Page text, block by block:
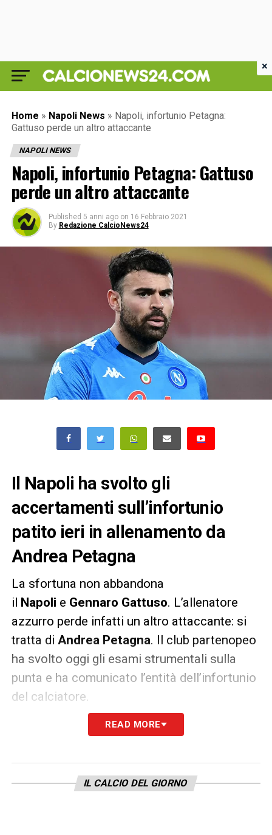
Home » Napoli News » Napoli, infortunio Petagna:
Gattuso perde un altro attaccante
NAPOLI NEWS
Napoli, infortunio Petagna: Gattuso
perde un altro attaccante
Published 5 anni ago on 16 Febbraio 2021
By Redazione CalcioNews24
Il Napoli ha svolto gli
accertamenti sull’infortunio
patito ieri in allenamento da
Andrea Petagna
La sfortuna non abbandona
il
Napoli e Gennaro Gattuso. L’allenatore
azzurro perde infatti un altro attaccante: si
tratta di Andrea Petagna. Il club partenopeo
ha svolto oggi gli esami strumentali sulla
punta e ha comunicato l’entità dell’infortunio
del calciatore.
«Petagna ha svolto lavoro personalizzato in
stamattina sull’attaccante hanno evidenziato
una distrazione parcellare del retto femorale
READ MORE
IL CALCIO DEL GIORNO
×